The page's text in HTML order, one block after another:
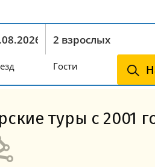
Гости
туры с 2001